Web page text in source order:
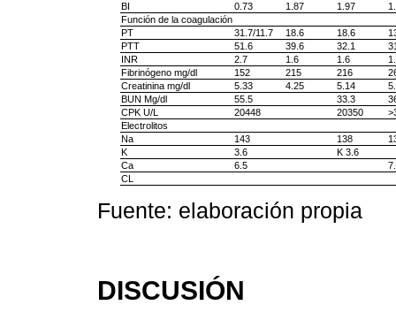
BI
0.73 1.87 1.97
Función de la coagulación
PT
31.7/11.7 18.6 18.6
PTT
51.6 39.6 32.1
INR
2.7 1.6 1.6
Fibrinógeno mg/dl
152 215 216
Creatinina mg/dl
5.33 4.25 5.14
BUN Mg/dl
55.5 33.3
CPK U/L
20448 20350
Electrolitos
Na
143 138
K
3.6
K 3.6
Ca
6.5
CL
Fuente: elaboración propia
DISCUSIÓN